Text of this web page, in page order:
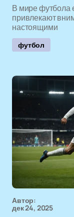
В мире футбола
привлекают
настоящими
футбол
Автор:
дек 24, 2025